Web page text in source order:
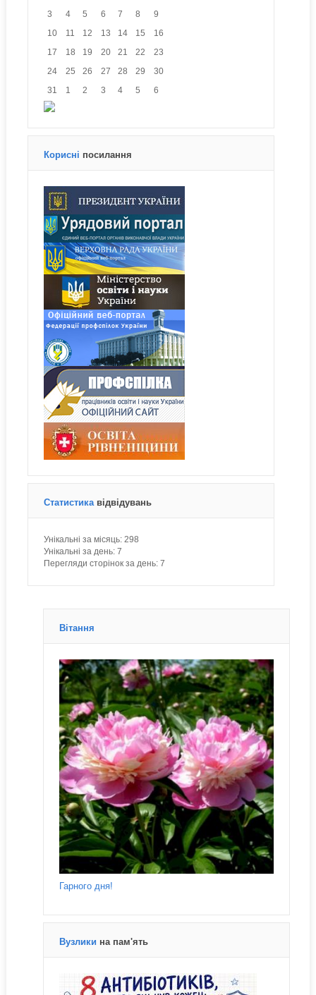
3 4 5 6 7 8 9
10 11 12 13 14 15 16
17 18 19 20 21 22 23
24 25 26 27 28 29 30
31 1 2 3 4 5 6
Корисні посилання
Статистика відвідувань
Унікальні за місяць: 298
Унікальні за день: 7
Перегляди сторінок за день: 7
Вітання
Гарного дня!
Вузлики на пам'ять